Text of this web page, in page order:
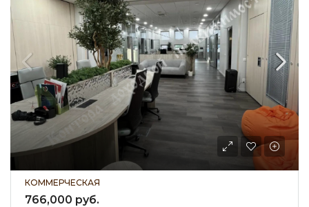
КОММЕРЧЕСКАЯ
766,000 руб.